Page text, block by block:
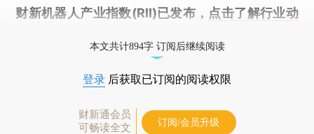
财新机器人产业指数(RII)已发布， 点击了解行业动
本文共计894字 订阅后继续阅读
登录 后获取已订阅的阅读权限
财新通会员
可畅读全文
订阅/会员升级